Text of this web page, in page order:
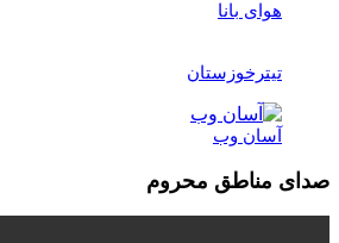
هوای بانا
تیترخوزستان
آسان وب
صدای مناطق محروم